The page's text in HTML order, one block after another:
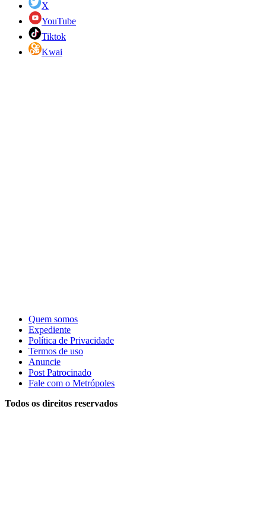
X
YouTube
Tiktok
Kwai
Quem somos
Expediente
Política de Privacidade
Termos de uso
Anuncie
Post Patrocinado
Fale com o Metrópoles
Todos os direitos reservados